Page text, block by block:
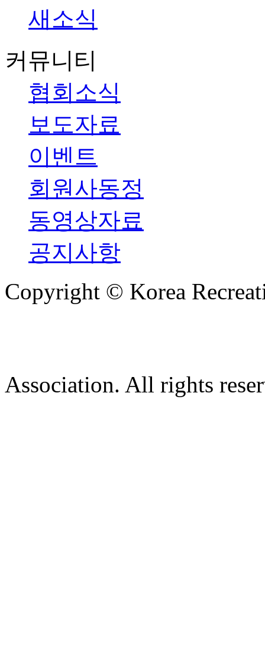
새소식
커뮤니티
협회소식
보도자료
이벤트
회원사동정
동영상자료
공지사항
Copyright © Korea
Association. All rights